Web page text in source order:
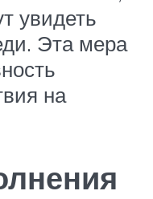
увидеть
Эта мера
на